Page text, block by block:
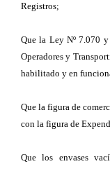
Registros;
Que la Ley Nº 7.070
Operadores y
habilitado y en
Que la figura de
con la figura de
Que los envases